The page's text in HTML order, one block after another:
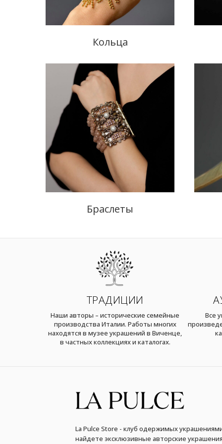
Кольца
Браслеты
ТРАДИЦИИ
Наши авторы – исторические семейные
производства Италии. Работы многих
находятся в музее украшений в Виченце,
в частных коллекциях и каталогах.
Все
La Pulce Store - клуб одержимых
найдете эксклюзивные авторские